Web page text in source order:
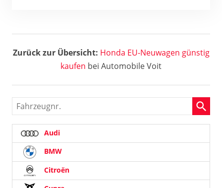
Zurück zur Übersicht: Honda EU-Neuwagen günstig
kaufen bei Automobile Voit
Fahrzeugnr.
Audi
BMW
Citroën